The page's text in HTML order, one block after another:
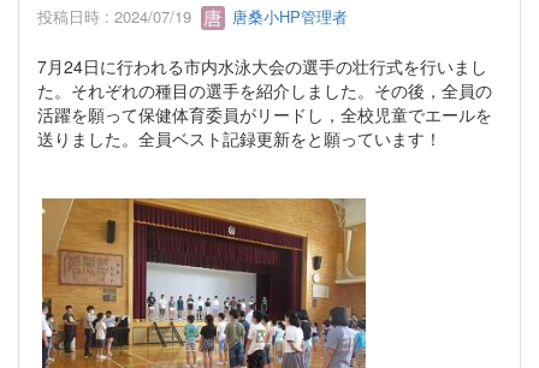
投稿日時 : 2024/07/19 唐桑小HP管理者
7月24日に行われる市内水泳大会の選手の壮行式を行いまし
た。それぞれの種目の選手を紹介しました。その後，全員の
活躍を願って保健体育委員がリードし，全校児童でエールを
送りました。全員ベスト記録更新をと願っています！